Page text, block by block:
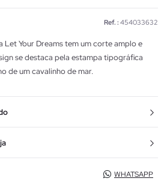
Ref. : 454033632
Let Your Dreams tem um corte amplo e
se destaca pela estampa tipográfica
de um cavalinho de mar.
WHATSAPP